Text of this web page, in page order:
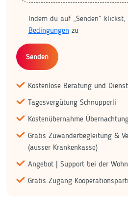
Indem du auf „Senden“
Bedingungen zu
Senden
Kostenlose Beratung und
Tagesvergütung Schnupperli
Kostenübernahme
Gratis Zuwanderbegleitung &
(ausser Krankenkasse)
Angebot | Support bei der
Gratis Zugang